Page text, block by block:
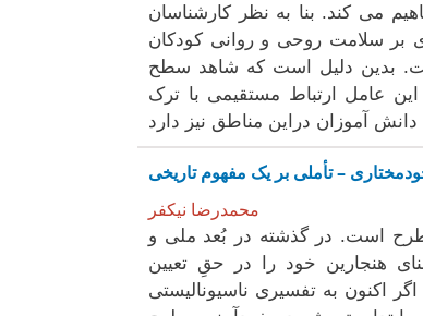
می کند. بنا به نظر کارشناسان
بر سلامت روحی و روانی کودکان
بدین دلیل است که شاهد سطح
عامل ارتباط مستقیمی با ترک
– تأملی بر یک مفهوم تاریخی
محمدرضا نیکفر
است. در گذشته در بُعد ملی و
هنجارین خود را در حقِ تعیین
کنون را درک نکرده‌ایم، اگر اکنون به تفسیری ناسیونالیستی